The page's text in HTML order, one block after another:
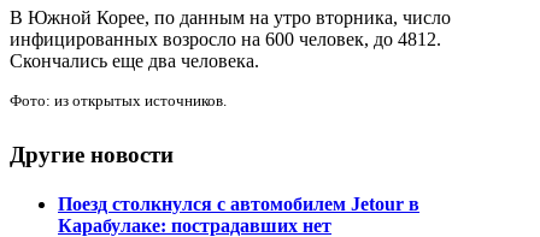
В Южной Корее, по данным на утро вторника, число
инфицированных возросло на 600 человек, до 4812.
Скончались еще два человека.
Фото: из открытых источников.
Другие новости
Поезд столкнулся с автомобилем Jetour в
Карабулаке: пострадавших нет